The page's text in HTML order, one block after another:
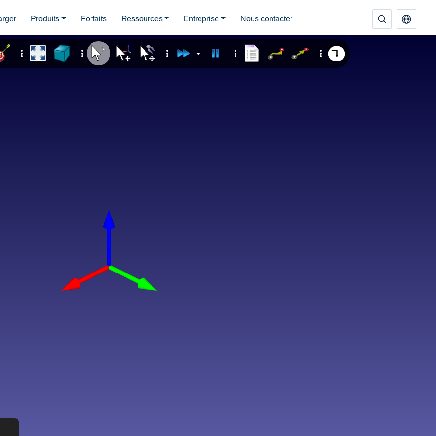
Produits Forfaits Ressources Entreprise Nous contacter